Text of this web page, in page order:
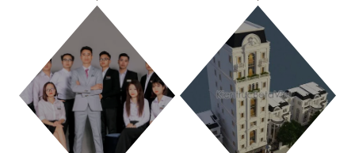
TP. HỒ CHÍ MINH